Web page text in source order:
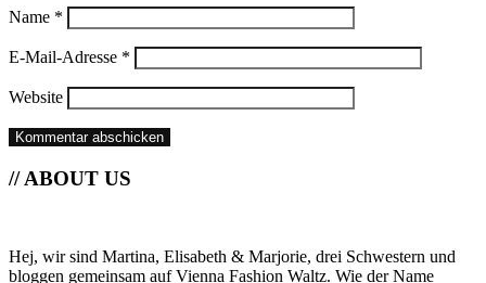
Name *
E-Mail-Adresse *
Website
// ABOUT US
Hej, wir sind Martina, Elisabeth & Marjorie, drei Schwestern und
bloggen gemeinsam auf Vienna Fashion Waltz. Wie der Name